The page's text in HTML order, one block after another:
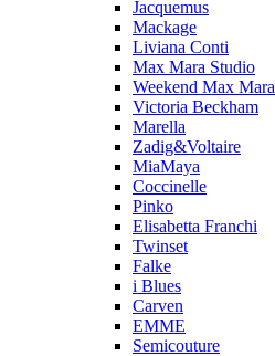
Jacquemus
Mackage
Liviana Conti
Max Mara Studio
Weekend Max Mara
Victoria Beckham
Marella
Zadig&Voltaire
MiaMaya
Coccinelle
Pinko
Elisabetta Franchi
Twinset
Falke
i Blues
Carven
EMME
Semicouture